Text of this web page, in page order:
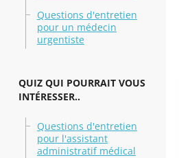
Questions d'entretien
pour un médecin
urgentiste
QUIZ QUI POURRAIT VOUS
INTÉRESSER..
Questions d'entretien
pour l'assistant
administratif médical